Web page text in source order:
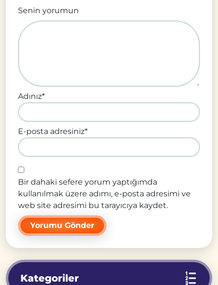
Senin yorumun
Adınız*
E-posta adresiniz*
Bir dahaki sefere yorum yaptığımda
kullanılmak üzere adımı, e-posta adresimi ve
web site adresimi bu tarayıcıya kaydet.
Kategoriler